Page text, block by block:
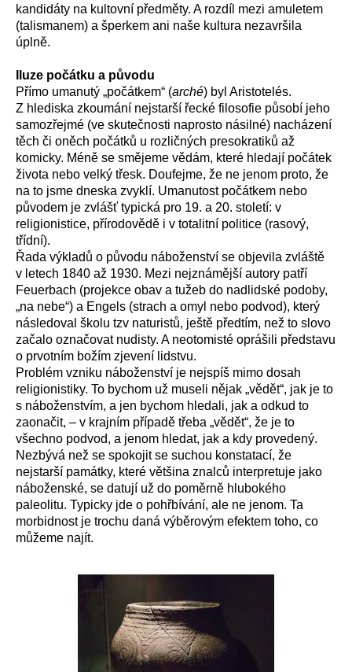
kandidáty na kultovní předměty. A rozdíl mezi amuletem
(talismanem) a šperkem ani naše kultura nezavršila
úplně.
Iluze počátku a původu
Přímo umanutý „počátkem“ (arché) byl Aristotelés.
Z hlediska zkoumání nejstarší řecké filosofie působí jeho
samozřejmé (ve skutečnosti naprosto násilné) nacházení
těch či oněch počátků u rozličných presokratiků až
komicky. Méně se smějeme vědám, které hledají počátek
života nebo velký třesk. Doufejme, že ne jenom proto, že
na to jsme dneska zvyklí. Umanutost počátkem nebo
původem je zvlášť typická pro 19. a 20. století: v
religionistice, přírodovědě i v totalitní politice (rasový,
třídní).
Řada výkladů o původu náboženství se objevila zvláště
v letech 1840 až 1930. Mezi nejznámější autory patří
Feuerbach (projekce obav a tužeb do nadlidské podoby,
„na nebe“) a Engels (strach a omyl nebo podvod), který
následoval školu tzv naturistů, ještě předtím, než to slovo
začalo označovat nudisty. A neotomisté oprášili představu
o prvotním božím zjevení lidstvu.
Problém vzniku náboženství je nejspíš mimo dosah
religionistiky. To bychom už museli nějak „vědět“, jak je to
s náboženstvím, a jen bychom hledali, jak a odkud to
zaonačit, – v krajním případě třeba „vědět“, že je to
všechno podvod, a jenom hledat, jak a kdy provedený.
Nezbývá než se spokojit se suchou konstatací, že
nejstarší památky, které většina znalců interpretuje jako
náboženské, se datují už do poměrně hlubokého
paleolitu. Typicky jde o pohřbívání, ale ne jenom. Ta
morbidnost je trochu daná výběrovým efektem toho, co
můžeme najít.